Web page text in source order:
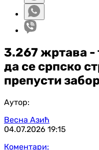
3.267 жртава -
да се српско
препусти
Аутор:
Весна Азић
04.07.2026 19:15
Коментари: